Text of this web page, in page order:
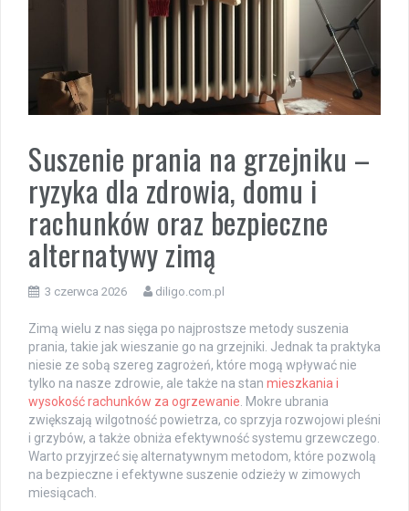
Suszenie prania na grzejniku –
ryzyka dla zdrowia, domu i
rachunków oraz bezpieczne
alternatywy zimą
3 czerwca 2026 diligo.com.pl
Zimą wielu z nas sięga po najprostsze metody suszenia
prania, takie jak wieszanie go na grzejniki. Jednak ta praktyka
niesie ze sobą szereg zagrożeń, które mogą wpływać nie
tylko na nasze zdrowie, ale także na stan mieszkania i
wysokość rachunków za ogrzewanie . Mokre ubrania
zwiększają wilgotność powietrza, co sprzyja rozwojowi pleśni
i grzybów, a także obniża efektywność systemu grzewczego.
Warto przyjrzeć się alternatywnym metodom, które pozwolą
na bezpieczne i efektywne suszenie odzieży w zimowych
miesiącach.